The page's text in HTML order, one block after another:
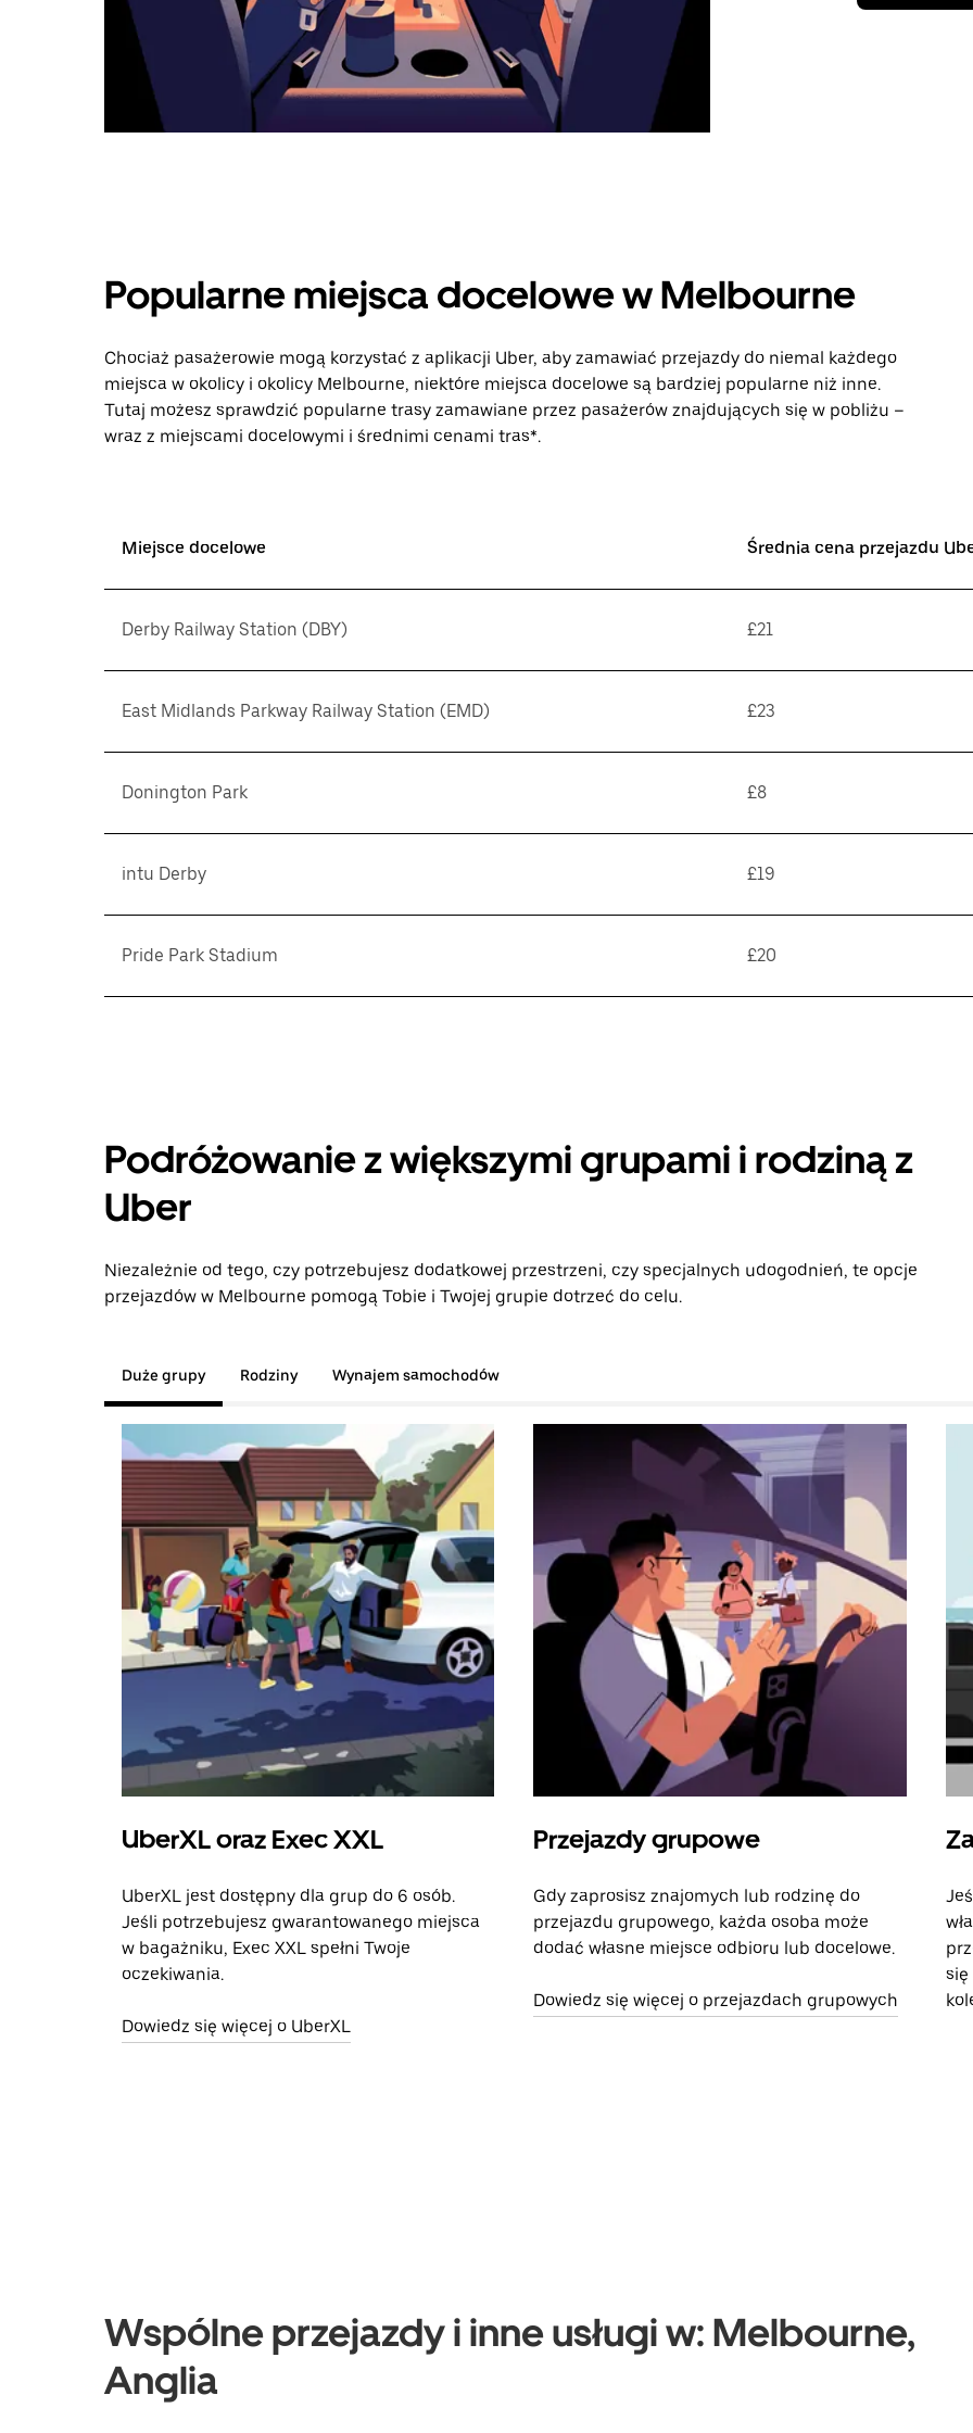
Popularne miejsca docelowe w Melbourne
Chociaż pasażerowie mogą korzystać z aplikacji Uber, aby zamawiać przejazdy do niemal każdego
miejsca w okolicy i okolicy Melbourne, niektóre miejsca docelowe są bardziej popularne niż inne.
Tutaj możesz sprawdzić popularne trasy zamawiane przez pasażerów znajdujących się w pobliżu –
wraz z miejscami docelowymi i średnimi cenami tras*.
Miejsce docelowe Średnia cena przejazdu
Derby Railway Station (DBY) £21
East Midlands Parkway Railway Station (EMD) £23
Donington Park £8
intu Derby £19
Pride Park Stadium £20
Podróżowanie z większymi grupami i rodziną z
Uber
Niezależnie od tego, czy potrzebujesz dodatkowej przestrzeni, czy specjalnych udogodnień, te opcje
przejazdów w Melbourne pomogą Tobie i Twojej grupie dotrzeć do celu.
Duże grupy Rodziny Wynajem samochodów
UberXL oraz Exec XXL
UberXL jest dostępny dla grup do 6 osób.
Jeśli potrzebujesz gwarantowanego miejsca
w bagażniku, Exec XXL spełni Twoje
oczekiwania.
Dowiedz się więcej o UberXL
Przejazdy grupowe
Gdy zaprosisz znajomych lub rodzinę do
przejazdu grupowego, każda osoba może
dodać własne miejsce odbioru lub docelowe.
Dowiedz się więcej o przejazdach grupowych
się
Wspólne przejazdy i inne usługi w: Melbourne,
Anglia